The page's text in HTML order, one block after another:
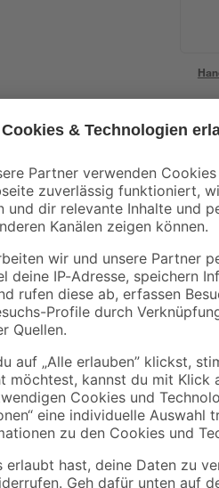
Rapid Handtacker
Compacta
16,29€